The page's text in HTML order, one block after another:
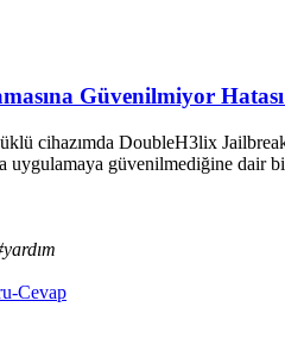
Güvenilmiyor
cihazımda DoubleH3lix
uygulamaya güvenilmediğine dair
Cevap